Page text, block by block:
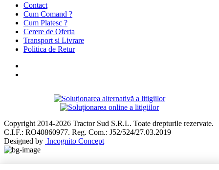
Contact
Cum Comand ?
Cum Platesc ?
Cerere de Oferta
Transport si Livrare
Politica de Retur
Copyright 2014-2026 Tractor Sud S.R.L. Toate drepturile rezervate.
C.I.F.: RO40860977. Reg. Com.: J52/524/27.03.2019
Designed by Incognito Concept